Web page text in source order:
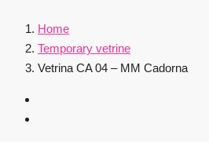
Home
Temporary vetrine
Vetrina CA 04 – MM Cadorna